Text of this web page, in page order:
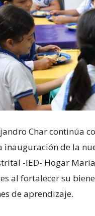
Char continúa
inauguración de la
-IED- Hogar
al fortalecer su
de aprendizaje.